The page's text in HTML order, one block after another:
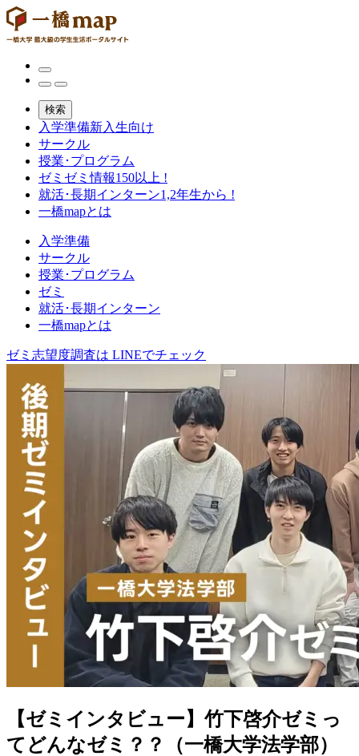
検索
入学準備新入生向け
サークル
授業･プログラム
ゼミ ゼミ情報150以上 !
就活･長期インターン1,2年生から !
一橋mapとは
入学準備
サークル
授業･プログラム
ゼミ
就活･長期インターン
一橋mapとは
ゼミ志望度調査は LINEでチェック
【ゼミインタビュー】竹下啓介ゼミっ
てどんなゼミ？？（一橋大学法学部）